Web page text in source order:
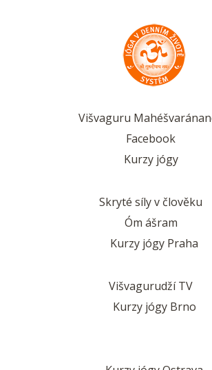
Višvaguru
Facebook
Kurzy jógy
Skryté síly v člověku
Óm ášram
Kurzy jógy Praha
Višvagurudží TV
Kurzy jógy Brno